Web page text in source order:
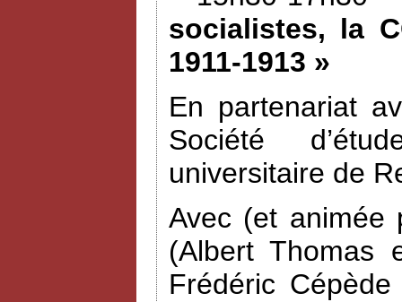
socialistes, la
1911-1913 »
En partenariat
Société
universitaire de
Avec (et animée
(Albert Thomas
Frédéric